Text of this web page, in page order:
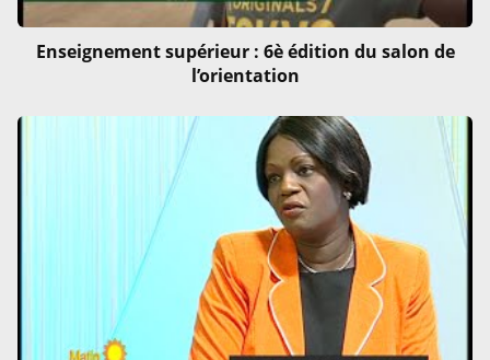
Enseignement supérieur : 6è édition du salon de
l’orientation